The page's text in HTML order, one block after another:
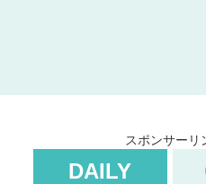
スポンサーリ
DAILY